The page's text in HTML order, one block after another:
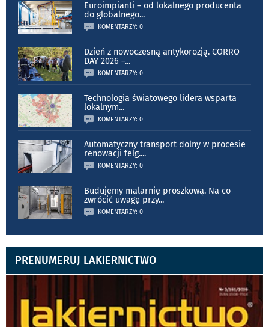
Euroimpianti – od lokalnego producenta
do globalnego...
KOMENTARZY: 0
Dzień z nowoczesną antykorozją. CORRO
DAY 2026 –...
KOMENTARZY: 0
Technologia światowego lidera wsparta
lokalnym...
KOMENTARZY: 0
Automatyczny transport dolny w procesie
renowacji felg....
KOMENTARZY: 0
Budujemy malarnię proszkową. Na co
zwrócić uwagę przy...
KOMENTARZY: 0
PRENUMERUJ LAKIERNICTWO